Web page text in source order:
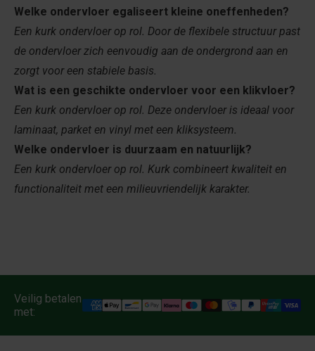
Welke ondervloer egaliseert kleine oneffenheden?
Een kurk ondervloer op rol. Door de flexibele structuur past
de ondervloer zich eenvoudig aan de ondergrond aan en
zorgt voor een stabiele basis.
Wat is een geschikte ondervloer voor een klikvloer?
Een kurk ondervloer op rol. Deze ondervloer is ideaal voor
laminaat, parket en vinyl met een kliksysteem.
Welke ondervloer is duurzaam en natuurlijk?
Een kurk ondervloer op rol. Kurk combineert kwaliteit en
functionaliteit met een milieuvriendelijk karakter.
Veilig betalen
met: